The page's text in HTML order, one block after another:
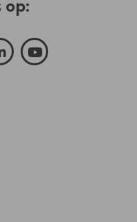
op: